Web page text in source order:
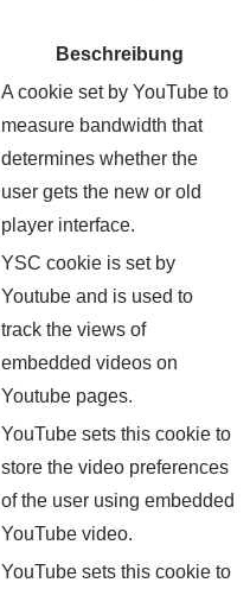
Beschreibung
A cookie set by YouTube to
measure bandwidth that
determines whether the
user gets the new or old
player interface.
YSC cookie is set by
Youtube and is used to
track the views of
embedded videos on
Youtube pages.
YouTube sets this cookie to
store the video preferences
of the user using embedded
YouTube video.
YouTube sets this cookie to